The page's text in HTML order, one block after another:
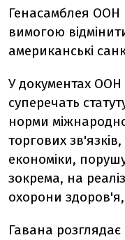
Генасамблея ООН
вимогою
американські
У документах ООН
суперечать
норми
торгових
економіки,
зокрема, на
охорони
Гавана